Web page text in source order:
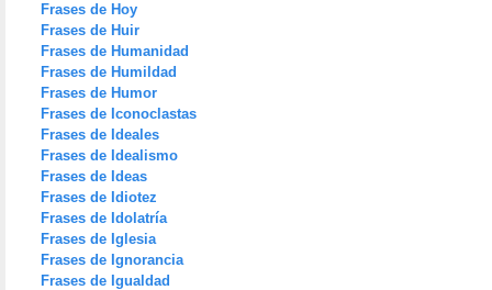
Frases de Hoy
Frases de Huir
Frases de Humanidad
Frases de Humildad
Frases de Humor
Frases de Iconoclastas
Frases de Ideales
Frases de Idealismo
Frases de Ideas
Frases de Idiotez
Frases de Idolatría
Frases de Iglesia
Frases de Ignorancia
Frases de Igualdad